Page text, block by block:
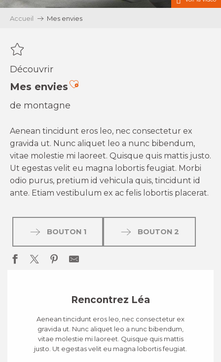
Accueil Mes envies
Découvrir
Mes enviesAjouter aux favoris
de montagne
Aenean tincidunt eros leo, nec consectetur ex
gravida ut. Nunc aliquet leo a nunc bibendum,
vitae molestie mi laoreet. Quisque quis mattis justo.
Ut egestas velit eu magna lobortis feugiat. Morbi
odio purus, pretium id vehicula quis, tincidunt id
ante. Etiam vestibulum ex ac felis lobortis placerat.
BOUTON 1 BOUTON 2
Rencontrez Léa
Aenean tincidunt eros leo, nec consectetur ex
gravida ut. Nunc aliquet leo a nunc bibendum,
vitae molestie mi laoreet. Quisque quis mattis
justo. Ut egestas velit eu magna lobortis feugiat.